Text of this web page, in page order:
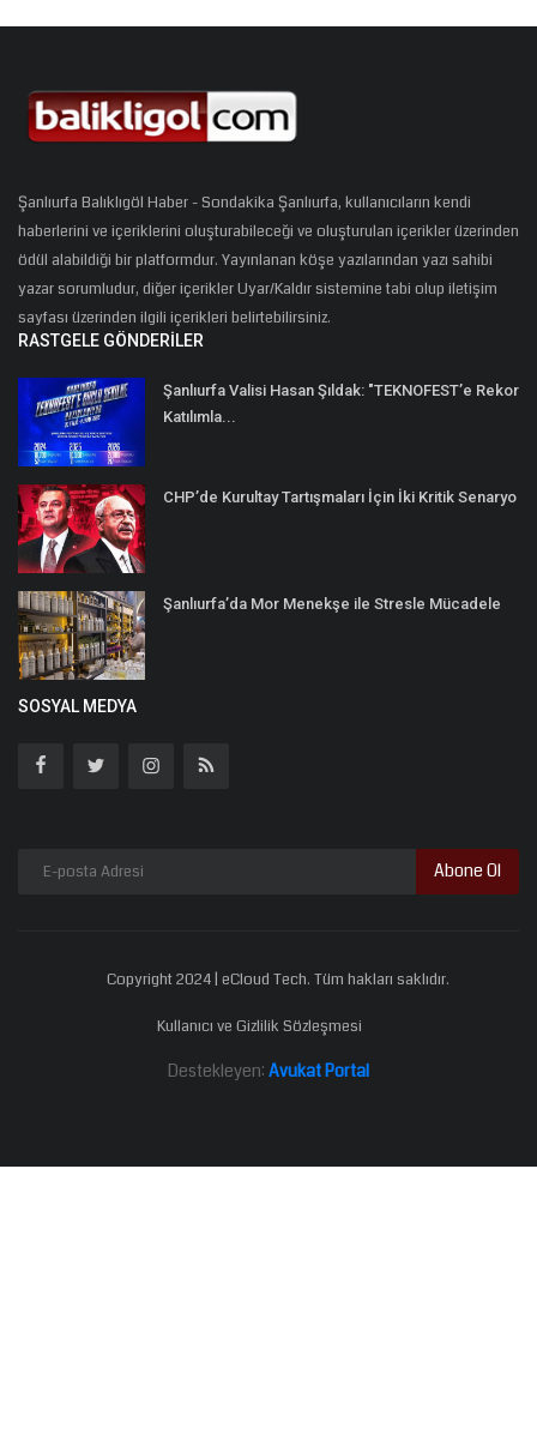
Şanlıurfa Balıklıgöl Haber - Sondakika Şanlıurfa, kullanıcıların kendi
haberlerini ve içeriklerini oluşturabileceği ve oluşturulan içerikler üzerinden
ödül alabildiği bir platformdur. Yayınlanan köşe yazılarından yazı sahibi
yazar sorumludur, diğer içerikler Uyar/Kaldır sistemine tabi olup iletişim
sayfası üzerinden ilgili içerikleri belirtebilirsiniz.
RASTGELE GÖNDERILER
Şanlıurfa Valisi Hasan Şıldak: "TEKNOFEST’e Rekor
Katılımla...
CHP’de Kurultay Tartışmaları İçin İki Kritik Senaryo
Şanlıurfa’da Mor Menekşe ile Stresle Mücadele
SOSYAL MEDYA
Abone Ol
Copyright 2024 | eCloud Tech. Tüm hakları saklıdır.
Kullanıcı ve Gizlilik Sözleşmesi
Destekleyen: Avukat Portal